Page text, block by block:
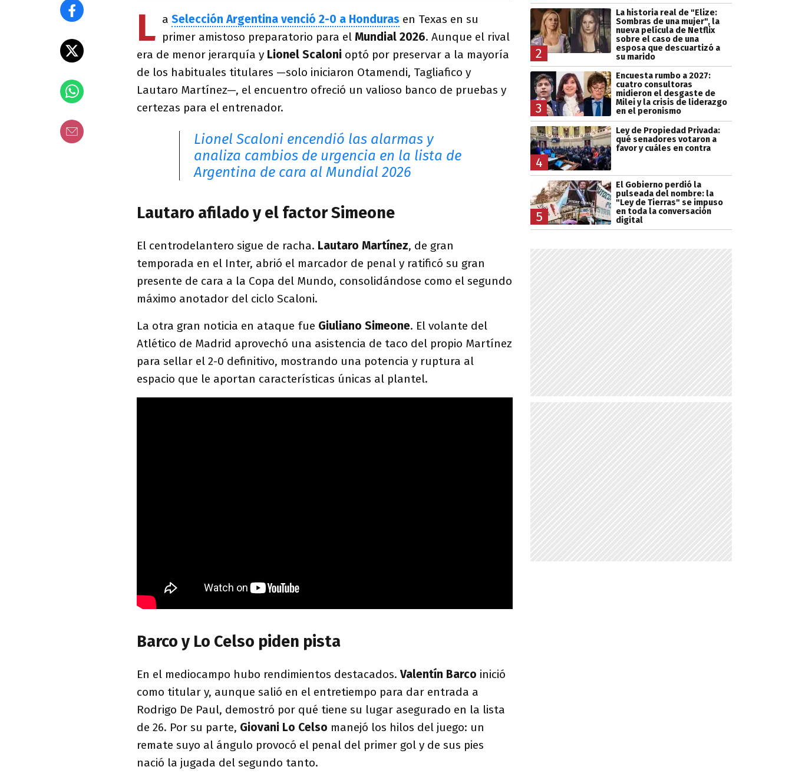
L a Selección Argentina venció 2-0 a Honduras en Texas en su
primer amistoso preparatorio para el Mundial 2026. Aunque el rival
era de menor jerarquía y Lionel Scaloni optó por preservar a la mayoría
de los habituales titulares —solo iniciaron Otamendi, Tagliafico y
Lautaro Martínez—, el encuentro ofreció un valioso banco de pruebas y
certezas para el entrenador.
Lionel Scaloni encendió las alarmas y
analiza cambios de urgencia en la lista de
Argentina de cara al Mundial 2026
Lautaro afilado y el factor Simeone
El centrodelantero sigue de racha. Lautaro Martínez, de gran
temporada en el Inter, abrió el marcador de penal y ratificó su gran
presente de cara a la Copa del Mundo, consolidándose como el segundo
máximo anotador del ciclo Scaloni.
La otra gran noticia en ataque fue Giuliano Simeone. El volante del
Atlético de Madrid aprovechó una asistencia de taco del propio Martínez
para sellar el 2-0 definitivo, mostrando una potencia y ruptura al
espacio que le aportan características únicas al plantel.
Barco y Lo Celso piden pista
En el mediocampo hubo rendimientos destacados.Valentín Barco inició
como titular y, aunque salió en el entretiempo para dar entrada a
Rodrigo De Paul, demostró por qué tiene su lugar asegurado en la lista
de 26. Por su parte, Giovani Lo Celso manejó los hilos del juego: un
remate suyo al ángulo provocó el penal del primer gol y de sus pies
nació la jugada del segundo tanto.
2
La historia real de "Elize:
Sombras de una mujer", la
nueva película de Netflix
sobre el caso de una
esposa que descuartizó a
su marido
3
Encuesta rumbo a 2027:
cuatro consultoras
midieron el desgaste de
Milei y la crisis de liderazgo
en el peronismo
4
Ley de Propiedad Privada:
qué senadores votaron a
favor y cuáles en contra
5
El Gobierno perdió la
pulseada del nombre: la
"Ley de Tierras" se impuso
en toda la conversación
digital